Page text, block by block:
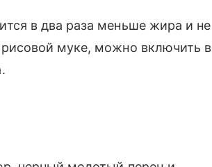
в два раза меньше жира и не
муке, можно включить в